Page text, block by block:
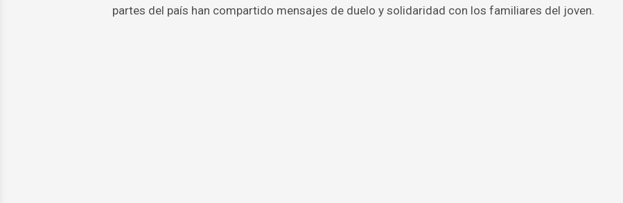
partes del país han compartido mensajes de duelo y solidaridad con los familiares del joven.